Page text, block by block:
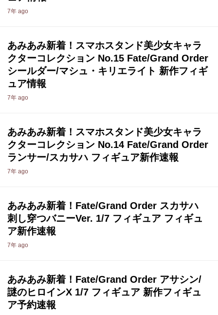
7年 ago
あみあみ新着！スマホスタンド美少女キャラ
クターコレクション No.15 Fate/Grand Order
シールダー/マシュ・キリエライト 新作フィギ
ュア情報
7年 ago
あみあみ新着！スマホスタンド美少女キャラ
クターコレクション No.14 Fate/Grand Order
ランサー/スカサハ フィギュア新作速報
7年 ago
あみあみ新着！Fate/Grand Order スカサハ
刺し穿つバニーVer. 1/7 フィギュア フィギュ
ア新作速報
7年 ago
あみあみ新着！Fate/Grand Order アサシン/
謎のヒロインX 1/7 フィギュア 新作フィギュ
ア予約速報